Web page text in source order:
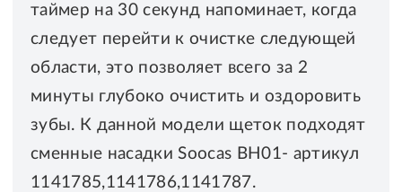
таймер на 30 секунд напоминает, когда
следует перейти к очистке следующей
области, это позволяет всего за 2
минуты глубоко очистить и оздоровить
зубы. К данной модели щеток подходят
сменные насадки Soocas BH01- артикул
1141785,1141786,1141787.